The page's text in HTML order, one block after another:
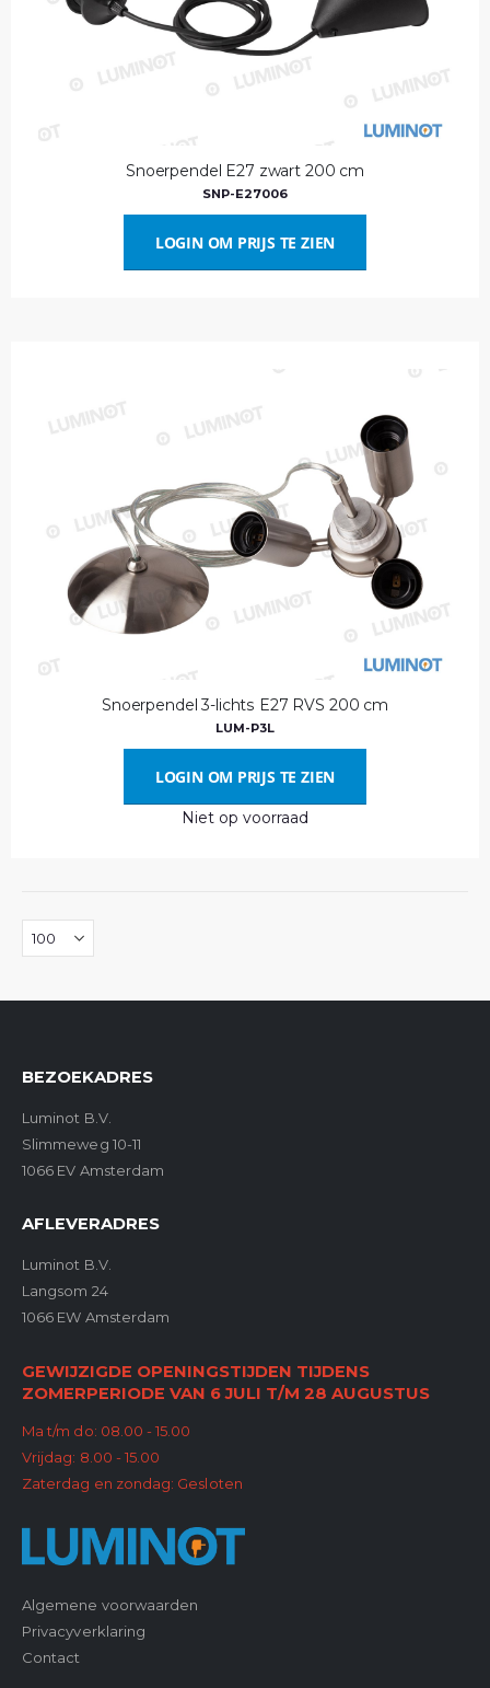
Snoerpendel E27 zwart 200 cm
SNP-E27006
LOGIN OM PRIJS TE ZIEN
Snoerpendel 3-lichts E27 RVS 200 cm
LUM-P3L
LOGIN OM PRIJS TE ZIEN
Niet op voorraad
BEZOEKADRES
Luminot B.V.
Slimmeweg 10-11
1066 EV Amsterdam
AFLEVERADRES
Luminot B.V.
Langsom 24
1066 EW Amsterdam
GEWIJZIGDE OPENINGSTIJDEN TIJDENS
ZOMERPERIODE VAN 6 JULI T/M 28 AUGUSTUS
Ma t/m do: 08.00 - 15.00
Vrijdag: 8.00 - 15.00
Zaterdag en zondag: Gesloten
Algemene voorwaarden
Privacyverklaring
Contact